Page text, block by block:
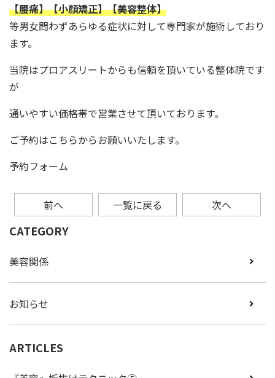
【腰痛】【小顔矯正】【美容整体】
等男女問わずあらゆる症状に対して専門家が施術しており
ます。
当院はプロアスリートからも信頼を頂いている整体院です
が
通いやすい価格帯で営業させて頂いております。
ご予約はこちらからお願いいたします。
予約フォーム
前へ 一覧に戻る 次へ
CATEGORY
美容関係
お知らせ
ARTICLES